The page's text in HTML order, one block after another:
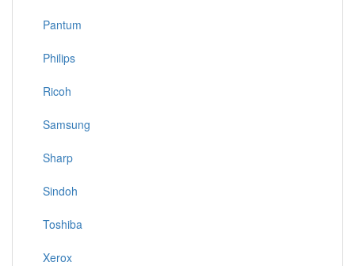
Pantum
Philips
Ricoh
Samsung
Sharp
Sindoh
Toshiba
Xerox